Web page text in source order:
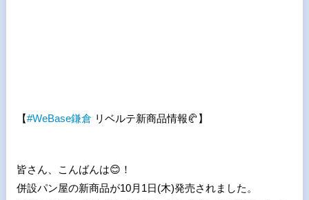
【#WeBase鎌倉 リベルテ新商品情報🥐】
皆さん、こんばんは😊 ！
併設パン屋の新商品が10月1日(木)発売されました。